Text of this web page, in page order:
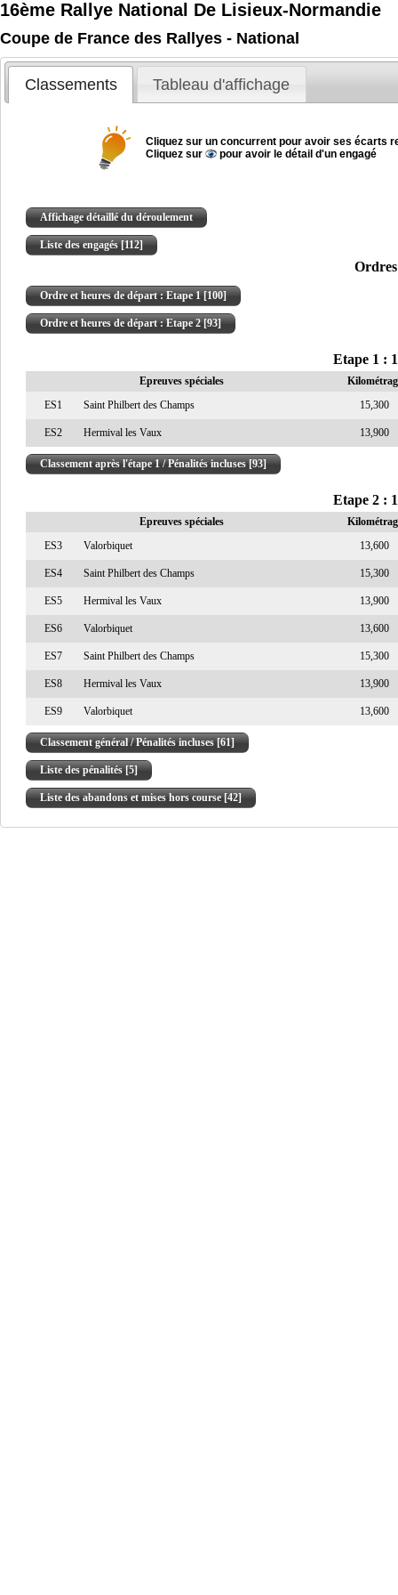
16ème Rallye National De Lisieux-Normandie
Coupe de France des Rallyes - National
Classements Tableau d'affichage
Cliquez sur un concurrent pour avoir ses écarts
Cliquez sur
pour avoir le détail d'un engagé
Affichage détaillé du déroulement
Liste des engagés [112]
Ordre et heures de départ : Etape 1 [100]
Ordre et heures de départ : Etape 2 [93]
Etape 1 :
Epreuves spéciales
ES1
Saint Philbert des Champs 15,300
ES2 Hermival les Vaux 13,900
Classement après l'étape 1 / Pénalités incluses [93]
Etape 2 :
Epreuves spéciales
ES3
Valorbiquet 13,600
ES4 Saint Philbert des Champs 15,300
ES5 Hermival les Vaux 13,900
ES6 Valorbiquet 13,600
ES7 Saint Philbert des Champs 15,300
ES8 Hermival les Vaux 13,900
ES9 Valorbiquet 13,600
Classement général / Pénalités incluses [61]
Liste des pénalités [5]
Liste des abandons et mises hors course [42]